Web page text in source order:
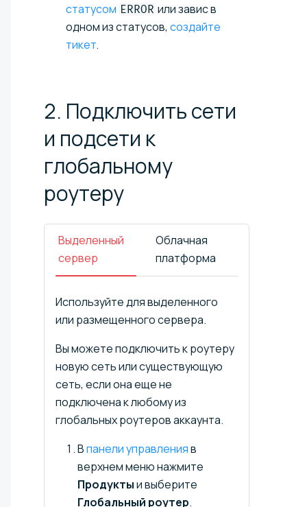
статусом ERROR или завис в
одном из статусов, создайте
тикет.
2. Подключить сети
и подсети к
глобальному
роутеру
Выделенный
сервер
Облачная
платформа
Используйте для выделенного
или размещенного сервера.
Вы можете подключить к роутеру
новую сеть или существующую
сеть, если она еще не
подключена к любому из
глобальных роутеров аккаунта.
Впанели управленияв
верхнем меню нажмите
Продуктыи выберите
Глобальный роутер.